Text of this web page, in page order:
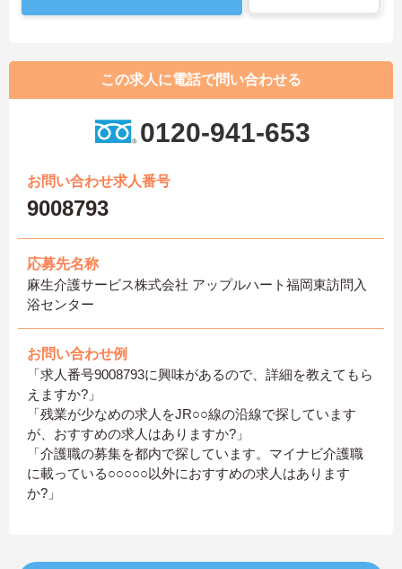
この求人に電話で問い合わせる
0120-941-653
お問い合わせ求人番号
9008793
応募先名称
麻生介護サービス株式会社 アップルハート福岡東訪問入
浴センター
お問い合わせ例
「求人番号9008793に興味があるので、詳細を教えてもら
えますか?」
「残業が少なめの求人をJR○○線の沿線で探しています
が、おすすめの求人はありますか?」
「介護職の募集を都内で探しています。マイナビ介護職
に載っている○○○○○以外におすすめの求人はあります
か?」